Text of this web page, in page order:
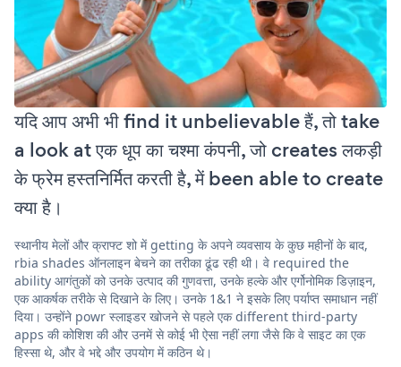
यदि आप अभी भी find it unbelievable हैं, तो take
a look at एक धूप का चश्मा कंपनी, जो creates लकड़ी
के फ्रेम हस्तनिर्मित करती है, में been able to create
क्या है।
स्थानीय मेलों और क्राफ्ट शो में getting के अपने व्यवसाय के कुछ महीनों के बाद,
rbia shades ऑनलाइन बेचने का तरीका ढूंढ रही थी। वे required the
ability आगंतुकों को उनके उत्पाद की गुणवत्ता, उनके हल्के और एर्गोनोमिक डिज़ाइन,
एक आकर्षक तरीके से दिखाने के लिए। उनके 1&1 ने इसके लिए पर्याप्त समाधान नहीं
दिया। उन्होंने powr स्लाइडर खोजने से पहले एक different third-party
apps की कोशिश की और उनमें से कोई भी ऐसा नहीं लगा जैसे कि वे साइट का एक
हिस्सा थे, और वे भद्दे और उपयोग में कठिन थे।